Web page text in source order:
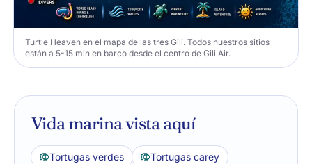
Turtle Heaven en el mapa de las tres Gili. Todos nuestros sitios
están a 5-15 min en barco desde el centro de Gili Air.
Vida marina vista aquí
Tortugas verdes
Tortugas carey